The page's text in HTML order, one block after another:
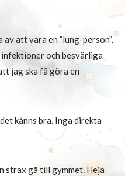
av att vara en ”lung-person”,
infektioner och besvärliga
jag ska få göra en
känns bra. Inga direkta
strax gå till gymmet. Heja